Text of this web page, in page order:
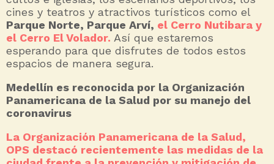
cines y teatros y atractivos turísticos como el
Parque Norte, Parque Arví, el Cerro Nutibara y
el Cerro El Volador. Así que estaremos
esperando para que disfrutes de todos estos
espacios de manera segura.
Medellín es reconocida por la Organización
Panamericana de la Salud por su manejo del
coronavirus
La Organización Panamericana de la Salud,
OPS destacó recientemente las medidas de la